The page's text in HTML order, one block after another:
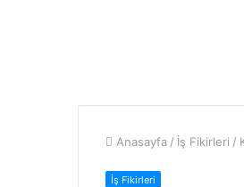
Anasayfa / İş Fikirleri /
İş Fikirleri